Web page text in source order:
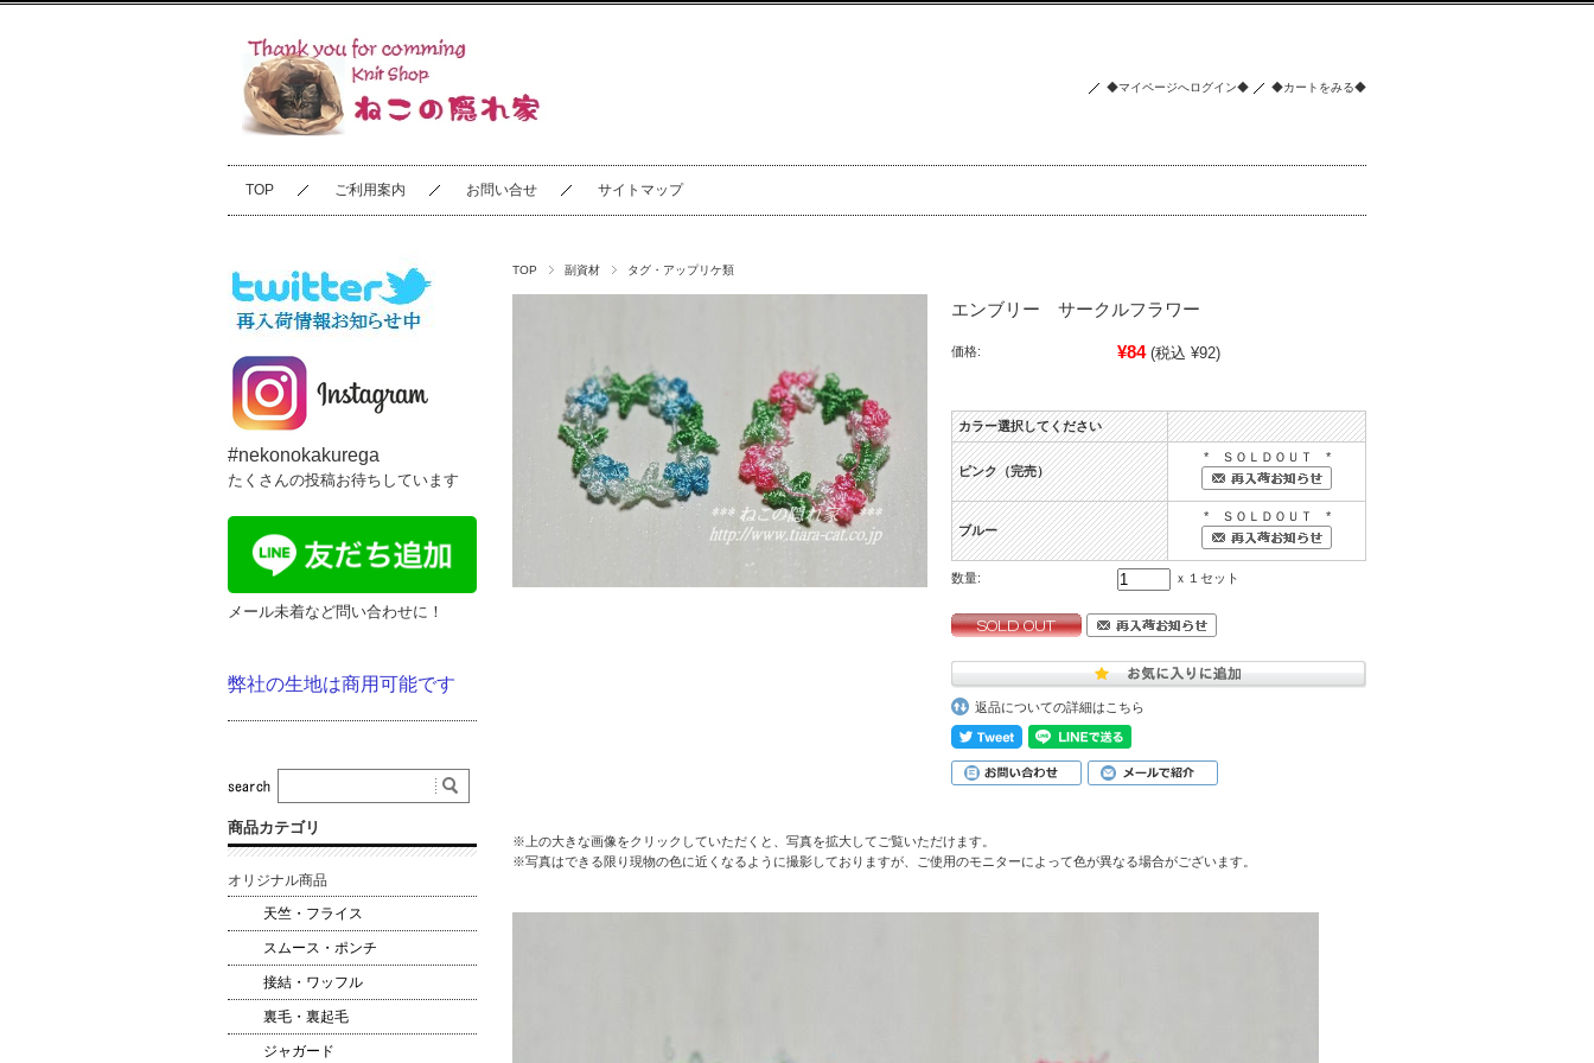
◆マイページへログイン◆ ◆カートをみる◆
TOP ご利用案内 お問い合せ サイトマップ
TOP 副資材 タグ・アップリケ類
エンブリー サークルフラワー
価格: ¥84 (税込 ¥92)
カラー選択してください
ピンク（完売）
* ＳＯＬＤＯＵＴ *
ブルー
* ＳＯＬＤＯＵＴ *
数量: ｘ１セット
返品についての詳細はこちら
※上の大きな画像をクリックしていただくと、写真を拡大してご覧いただけます。
※写真はできる限り現物の色に近くなるように撮影しておりますが、ご使用のモニターによって色が異なる場合がございます。
#nekonokakurega
たくさんの投稿お待ちしています
メール未着など問い合わせに！
弊社の生地は商用可能です
商品カテゴリ
オリジナル商品
天竺・フライス
スムース・ポンチ
接結・ワッフル
裏毛・裏起毛
ジャガード